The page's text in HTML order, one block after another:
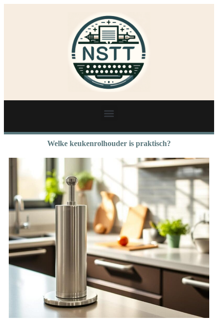
Welke keukenrolhouder is praktisch?